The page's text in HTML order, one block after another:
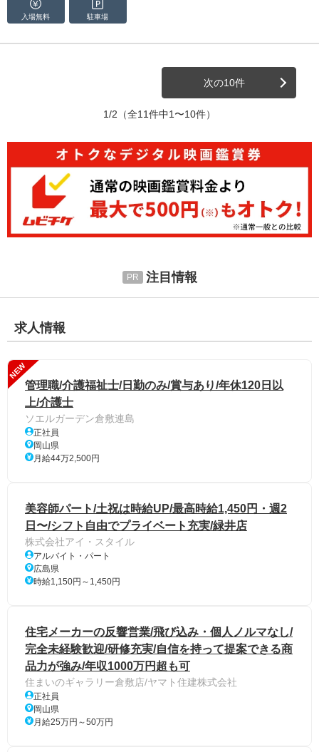
入場無料 駐車場
次の10件
1/2 （全11件中1〜10件）
注目情報
求人情報
NEW
管理職/介護福祉士/日勤のみ/賞与あり/年休120日以
上/介護士
ソエルガーデン倉敷連島
正社員
岡山県
月給44万2,500円
美容師パート/土祝は時給UP/最高時給1,450円・週2
日〜/シフト自由でプライベート充実/緑井店
株式会社アイ・スタイル
アルバイト・パート
広島県
時給1,150円～1,450円
住宅メーカーの反響営業/飛び込み・個人ノルマなし/
完全未経験歓迎/研修充実/自信を持って提案できる商
品力が強み/年収1000万円超も可
住まいのギャラリー倉敷店/ヤマト住建株式会社
正社員
岡山県
月給25万円～50万円